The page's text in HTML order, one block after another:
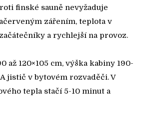
finské sauně nevyžaduje
zářením, teplota v
a rychlejší na provoz.
až 120×105 cm, výška kabiny 190-
jistič v bytovém rozvaděči. V
tepla stačí 5-10 minut a